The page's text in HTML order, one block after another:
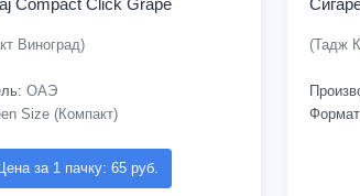
Compact Click Grape
Виноград)
ОАЭ
Size (Компакт)
за 1 пачку: 65 руб.
(Тадж